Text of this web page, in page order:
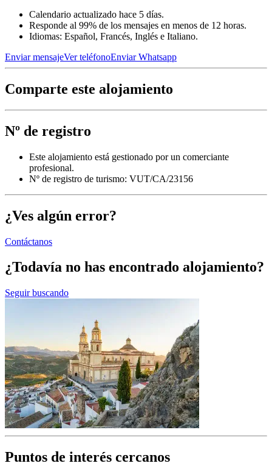
Calendario actualizado hace 5 días.
Responde al 99% de los mensajes en menos de 12 horas.
Idiomas: Español, Francés, Inglés e Italiano.
Enviar mensajeVer teléfonoEnviar Whatsapp
Comparte este alojamiento
Nº de registro
Este alojamiento está gestionado por un comerciante
profesional.
Nº de registro de turismo: VUT/CA/23156
¿Ves algún error?
Contáctanos
¿Todavía no has encontrado alojamiento?
Seguir buscando
Puntos de interés cercanos